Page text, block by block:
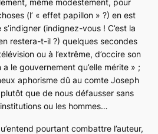
(l’ « effet papillon » ?) en est
(indignez-vous ! C’est la
restera-t-il ?) quelques secondes
ou à l’extrême, d’occire son
a le gouvernement qu’elle mérite » ;
aphorisme dû au comte Joseph
que de nous défausser sans
ou les hommes…
pourtant combattre l’auteur,